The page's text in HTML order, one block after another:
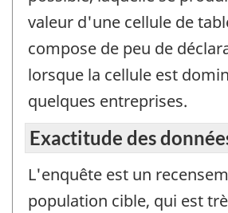
valeur d'une cellule de
compose de peu de
lorsque la cellule est
quelques entreprises.
Exactitude des
L'enquête est un
population cible, qui est